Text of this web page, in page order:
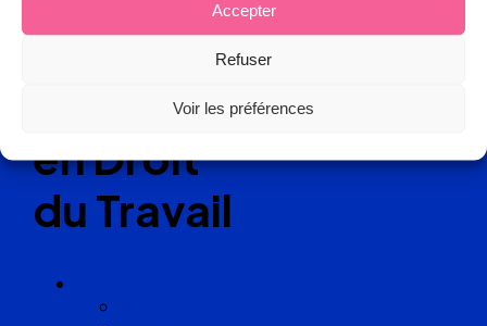
Accepter
Refuser
Voir les préférences
d’avocats
experts
en Droit
du Travail